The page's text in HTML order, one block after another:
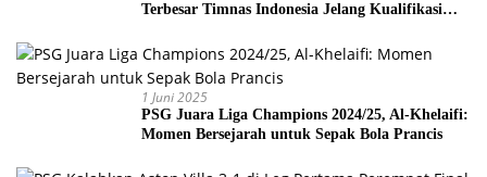
Terbesar Timnas Indonesia Jelang Kualifikasi
1 Juni 2025
PSG Juara Liga Champions 2024/25, Al-Khelaifi:
Momen Bersejarah untuk Sepak Bola Prancis